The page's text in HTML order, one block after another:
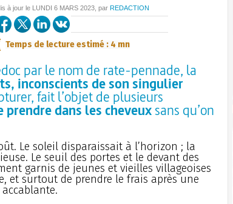
à jour le LUNDI 6 MARS 2023 , par REDACTION
Temps de lecture estimé : 4 mn
par le nom de rate-pennade, la
inconscients de son singulier
fait l’objet de plusieurs
prendre dans les cheveuxsans qu’on
Le soleil disparaissait à l’horizon ; la
Le seuil des portes et le devant des
garnis de jeunes et vieilles villageoises
et surtout de prendre le frais après une